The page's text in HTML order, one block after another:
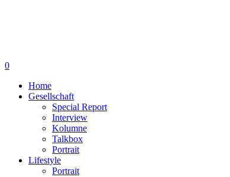
0
Home
Gesellschaft
Special Report
Interview
Kolumne
Talkbox
Portrait
Lifestyle
Portrait